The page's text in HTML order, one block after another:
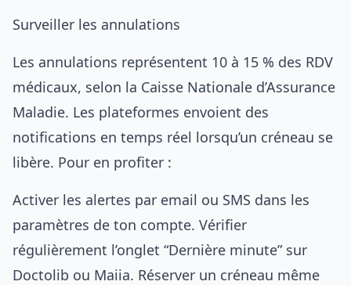
Surveiller les annulations
Les annulations représentent 10 à 15 % des RDV
médicaux, selon la Caisse Nationale d’Assurance
Maladie. Les plateformes envoient des
notifications en temps réel lorsqu’un créneau se
libère. Pour en profiter :
Activer les alertes par email ou SMS dans les
paramètres de ton compte. Vérifier
régulièrement l’onglet “Dernière minute” sur
Doctolib ou Maiia. Réserver un créneau même